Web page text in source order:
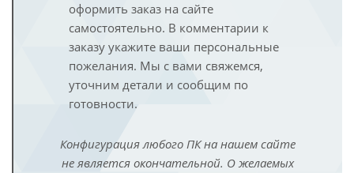
оформить заказ на сайте
самостоятельно. В комментарии к
заказу укажите ваши персональные
пожелания. Мы с вами свяжемся,
уточним детали и сообщим по
готовности.
Конфигурация любого ПК на нашем сайте
не является окончательной. О желаемых